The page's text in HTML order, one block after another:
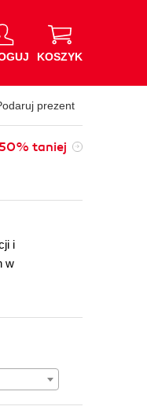
KOSZYK
prezent
taniej
i
w